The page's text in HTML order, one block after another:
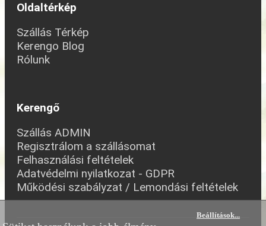
Oldaltérkép
Szállás Térkép
Kerengo Blog
Rólunk
Kerengő
Szállás ADMIN
Regisztrálom a szállásomat
Felhasználási feltételek
Adatvédelmi nyilatkozat - GDPR
Működési szabályzat / Lemondási feltételek
Beállítások...